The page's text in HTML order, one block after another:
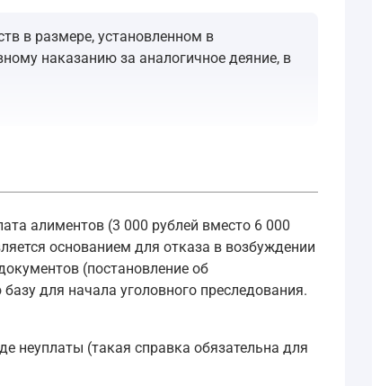
в размере, установленном в
наказанию за аналогичное деяние, в
должно быть подписано заявителем.
признак «подвергнутого
рассматривают такие дела) или в орган
алиментов (3 000 рублей вместо 6 000
основанием для отказа в возбуждении
(постановление об
для начала уголовного преследования.
неуплаты (такая справка обязательна для